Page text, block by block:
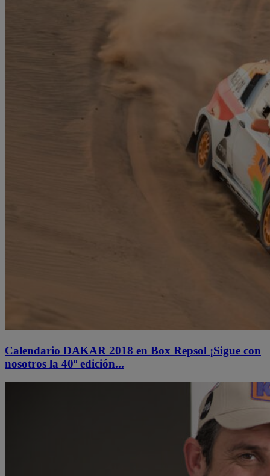
Calendario DAKAR 2018 en Box Repsol ¡Sigue con
nosotros la 40º edición...